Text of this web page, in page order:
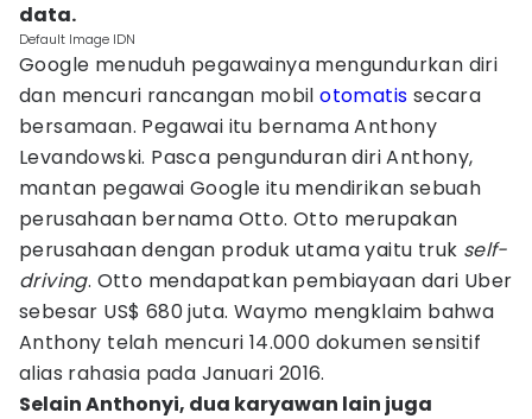
data.
Default Image IDN
Google menuduh pegawainya mengundurkan diri
dan mencuri rancangan mobilotomatis secara
bersamaan. Pegawai itu bernama Anthony
Levandowski. Pasca pengunduran diri Anthony,
mantan pegawai Google itu mendirikan sebuah
perusahaan bernama Otto. Otto merupakan
perusahaan dengan produk utama yaitu truk self-
driving. Otto mendapatkan pembiayaan dari Uber
sebesar US$ 680 juta. Waymo mengklaim bahwa
Anthony telah mencuri 14.000 dokumen sensitif
alias rahasia pada Januari 2016.
Selain Anthonyi, dua karyawan lain juga